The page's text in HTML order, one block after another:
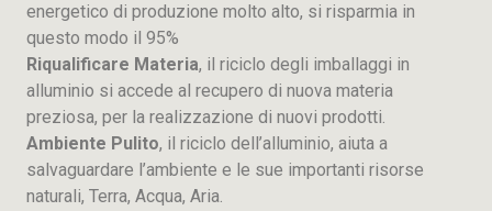
energetico di produzione molto alto, si risparmia in
questo modo il 95%
Riqualificare Materia, il riciclo degli imballaggi in
alluminio si accede al recupero di nuova materia
preziosa, per la realizzazione di nuovi prodotti.
Ambiente Pulito, il riciclo dell’alluminio, aiuta a
salvaguardare l’ambiente e le sue importanti risorse
naturali, Terra, Acqua, Aria.